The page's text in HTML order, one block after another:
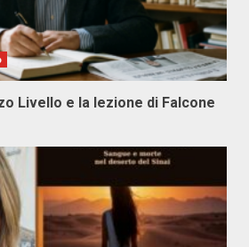
Livello e la lezione di Falcone